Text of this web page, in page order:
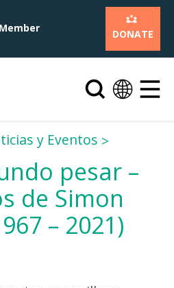
DONATE
y Eventos
pesar –
de Simon
– 2021)